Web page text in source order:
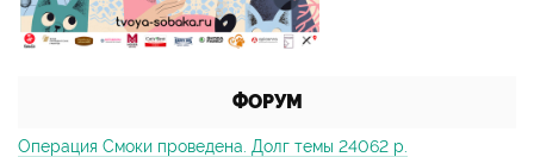
ФОРУМ
Операция Смоки проведена. Долг темы 24062 р.